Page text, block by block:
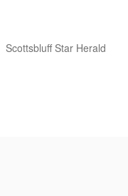
Scottsbluff Star Herald